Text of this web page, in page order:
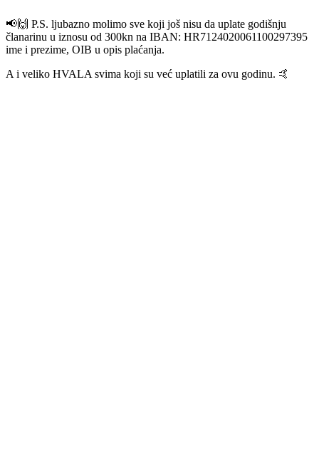
📢🙌 P.S. ljubazno molimo sve koji još nisu da uplate godišnju
članarinu u iznosu od 300kn na IBAN: HR7124020061100297395
ime i prezime, OIB u opis plaćanja.
A i veliko HVALA svima koji su već uplatili za ovu godinu. 🤙